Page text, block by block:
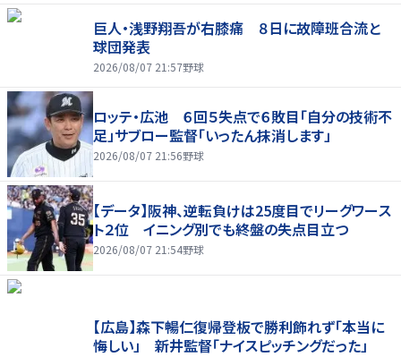
巨人・浅野翔吾が右膝痛 ８日に故障班合流と
球団発表
2026/08/07 21:57野球
ロッテ・広池 ６回５失点で６敗目「自分の技術不
足」サブロー監督「いったん抹消します」
2026/08/07 21:56野球
【データ】阪神、逆転負けは25度目でリーグワース
ト２位 イニング別でも終盤の失点目立つ
2026/08/07 21:54野球
【広島】森下暢仁復帰登板で勝利飾れず「本当に
悔しい」 新井監督「ナイスピッチングだった」